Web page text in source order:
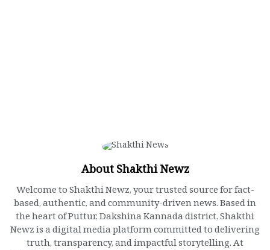
About Shakthi Newz
Welcome to Shakthi Newz, your trusted source for fact-
based, authentic, and community-driven news. Based in
the heart of Puttur, Dakshina Kannada district, Shakthi
Newz is a digital media platform committed to delivering
truth, transparency, and impactful storytelling. At